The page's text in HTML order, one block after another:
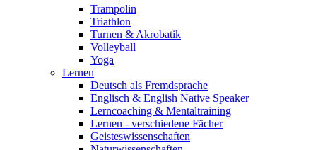
Trampolin
Triathlon
Turnen & Akrobatik
Volleyball
Yoga
Lernen
Deutsch als Fremdsprache
Englisch & English Native Speaker
Lerncoaching & Mentaltraining
Lernen - verschiedene Fächer
Geisteswissenschaften